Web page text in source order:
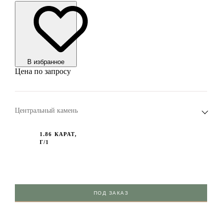
В избранноe
Цена по запросу
Центральный камень
1.86 КАРАТ,
Г/1
ПОД ЗАКАЗ